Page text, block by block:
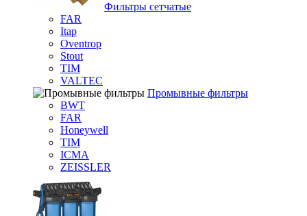
Фильтры сетчатые
FAR
Itap
Oventrop
Stout
TIM
VALTEC
Промывные фильтры
BWT
FAR
Honeywell
TIM
ICMA
ZEISSLER